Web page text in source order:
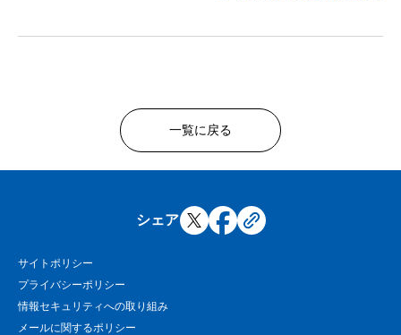
一覧に戻る
シェア
サイトポリシー
プライバシーポリシー
情報セキュリティへの取り組み
メールに関するポリシー